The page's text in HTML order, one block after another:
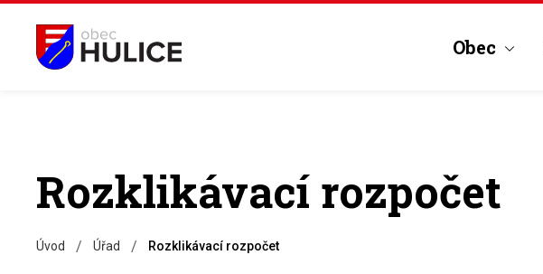
Obec
Rozklikávací rozpočet
Úvod / Úřad / Rozklikávací rozpočet